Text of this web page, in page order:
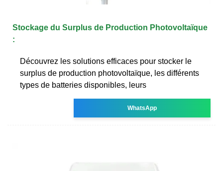
Stockage du Surplus de Production Photovoltaïque
:
Découvrez les solutions efficaces pour stocker le
surplus de production photovoltaïque, les différents
types de batteries disponibles, leurs
WhatsApp